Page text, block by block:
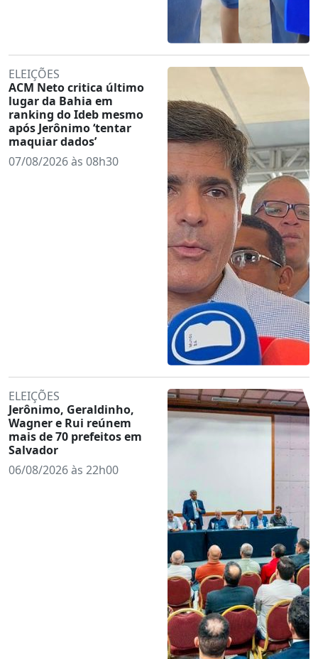
ELEIÇÕES
ACM Neto critica último
lugar da Bahia em
ranking do Ideb mesmo
após Jerônimo ‘tentar
maquiar dados’
07/08/2026 às 08h30
ELEIÇÕES
Jerônimo, Geraldinho,
Wagner e Rui reúnem
mais de 70 prefeitos em
Salvador
06/08/2026 às 22h00